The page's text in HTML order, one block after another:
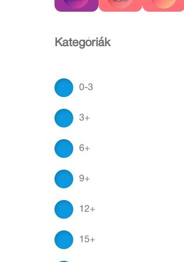
Kategóriák
0-3
3+
6+
9+
12+
15+